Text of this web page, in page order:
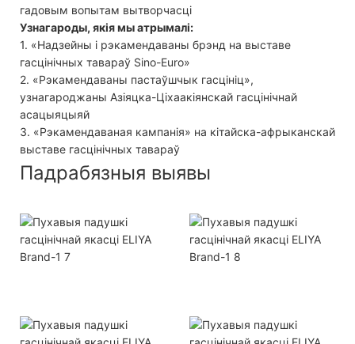
гадовым вопытам вытворчасці
Узнагароды, якія мы атрымалі:
1. «Надзейны і рэкамендаваны брэнд на выставе
гасцінічных тавараў Sino-Euro»
2. «Рэкамендаваны пастаўшчык гасцініц»,
узнагароджаны Азіяцка-Ціхаакіянскай гасцінічнай
асацыяцыяй
3. «Рэкамендаваная кампанія» на кітайска-афрыканскай
выставе гасцінічных тавараў
Падрабязныя выявы